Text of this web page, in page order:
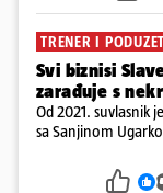
TRENER I
Svi biznisi
zarađuje s
Od 2021. suvlasnik
sa Sanjinom
poslovanje